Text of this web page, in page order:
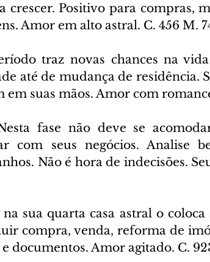
crescer. Positivo para compras,
Amor em alto astral. C. 456 M.
traz novas chances na
até de mudança de residência.
em suas mãos. Amor com
fase não deve se
com seus negócios. Analise
Não é hora de indecisões.
sua quarta casa astral o
compra, venda, reforma de
documentos. Amor agitado. C.